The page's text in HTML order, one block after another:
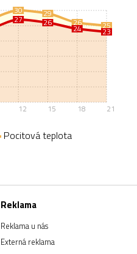
30 29
26 25
27 26
24 23
12 15 18 21
Pocitová teplota
Reklama
Reklama u nás
Externá reklama